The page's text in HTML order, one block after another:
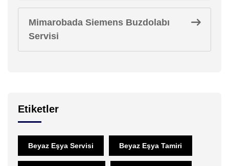
Mimarobada Siemens Buzdolabı
Servisi
Etiketler
Beyaz Eşya Servisi Beyaz Eşya Tamiri